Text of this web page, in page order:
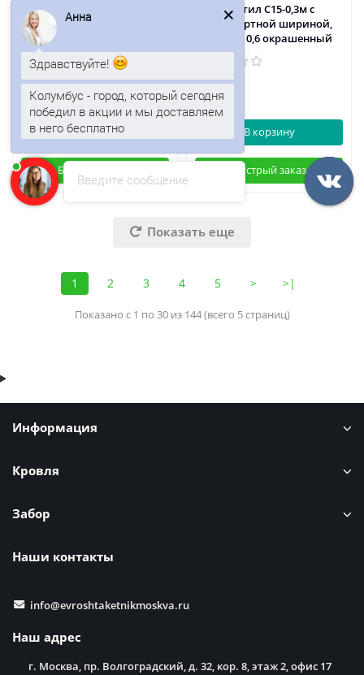
Профнастил С15-0,3м с
нестандартной шириной,
толщина 0,55 окрашенный
538р.
В корзину
Быстрый заказ
Профнастил С15-0,3м с
нестандартной шириной,
толщина 0,6 окрашенный
476р.
В корзину
Быстрый заказ
Показать еще
1 2 3 4 5 > >|
Показано с 1 по 30 из 144 (всего 5 страниц)
Информация
Кровля
Забор
Наши контакты
info@evroshtaketnikmoskva.ru
Наш адрес
г. Москва, пр. Волгоградский, д. 32, кор. 8, этаж 2, офис 17
Введите сообщение
Анна
Здравствуйте!
Колумбус - город, который сегодня
победил в акции и мы доставляем
в него бесплатно